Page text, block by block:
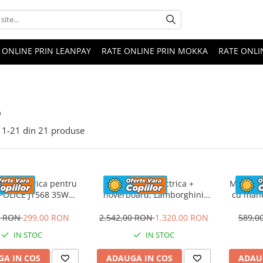
ONLINE PRIN LEANPAY RATE ONLINE PRIN MOKKA RATE
1-21 din 21 produse
electrica pentru
JT568 35W
RON299,00 RON
IN STOC
IN COS
Masinuta electrica +
hoverboard, Lamborghini
premium, Rosu
2.542,00 RON1.320,00 RON
IN STOC
ADAUGA IN COS
cu